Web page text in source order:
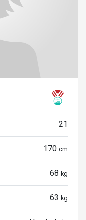
21
170 cm
68 kg
63 kg